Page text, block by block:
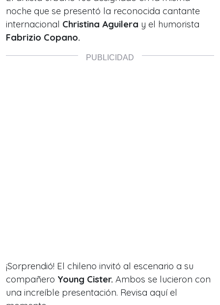
noche que se presentó la reconocida cantante
internacional Christina Aguilera y el humorista
Fabrizio Copano.
¡Sorprendió! El chileno invitó al escenario a su
compañero Young Cister. Ambos se lucieron con
una increíble presentación. Revisa aquí el